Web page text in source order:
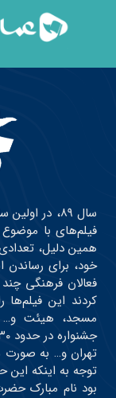
سال ۸۹، در
فیلم‌های با موضوع
همین دلیل،
خود، برای رساندن
فعالان فرهنگی
کردند این فیلم‌ها
مسجد، هیئت و…
توجه به اینکه این
بود نام مبارک